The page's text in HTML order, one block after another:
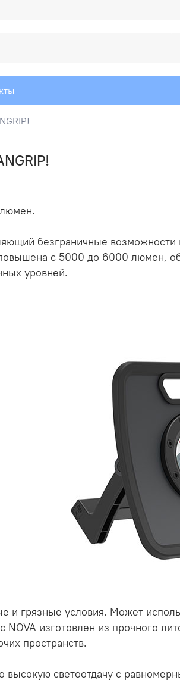
безграничные
с 5000 до 6000 люмен,
уровней.
грязные условия. Может
изготовлен из прочного
пространств.
высокую светоотдачу с